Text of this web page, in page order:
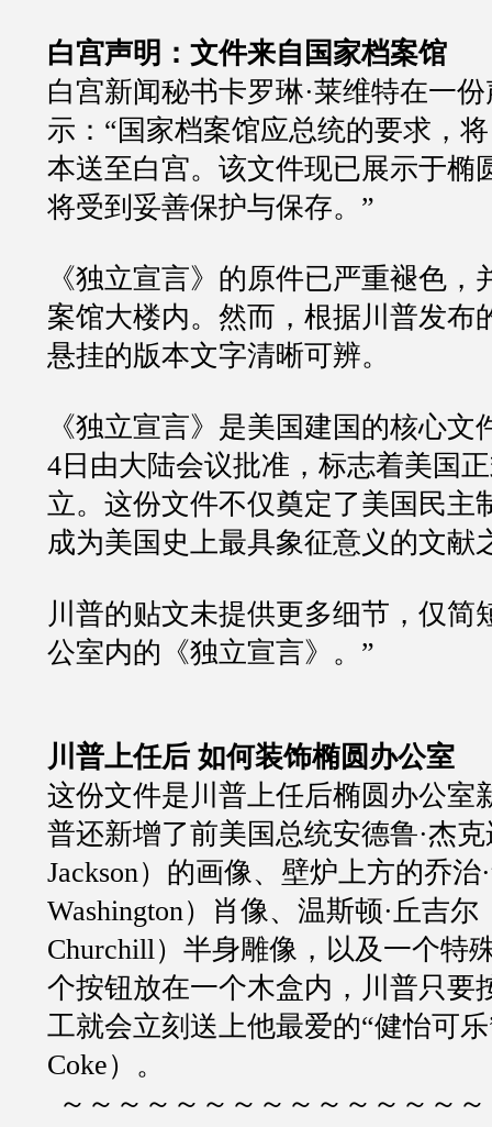
白宫声明：文件来自国家档案馆
白宫新闻秘书卡罗琳·莱维特在一
示：“国家档案馆应总统的要求，
本送至白宫。该文件现已展示于椭
将受到妥善保护与保存。”
《独立宣言》的原件已严重褪色，
案馆大楼内。然而，根据川普发布
悬挂的版本文字清晰可辨。
《独立宣言》是美国建国的核心文
4日由大陆会议批准，标志着美国
立。这份文件不仅奠定了美国民主
成为美国史上最具象征意义的文献
川普的贴文未提供更多细节，仅简
公室内的《独立宣言》。”
川普上任后 如何装饰椭圆办公室
这份文件是川普上任后椭圆办公室
普还新增了前美国总统安德鲁·杰
Jackson）的画像、壁炉上方的乔治
Washington）肖像、温斯顿·丘吉尔
Churchill）半身雕像，以及一个特
个按钮放在一个木盒内，川普只要
工就会立刻送上他最爱的“健怡可
Coke）。
～～～～～～～～～～～～～～